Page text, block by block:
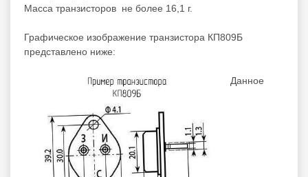
Масса транзисторов не более 16,1 г.
Графическое изображение транзистора КП809Б
представлено ниже:
Данное